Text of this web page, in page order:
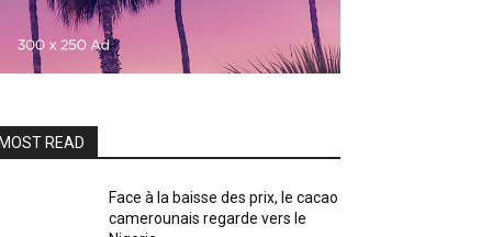
READ
Face à la baisse des prix, le cacao
camerounais regarde vers le